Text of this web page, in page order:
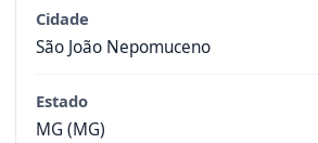
Cidade
São João Nepomuceno
Estado
MG (MG)